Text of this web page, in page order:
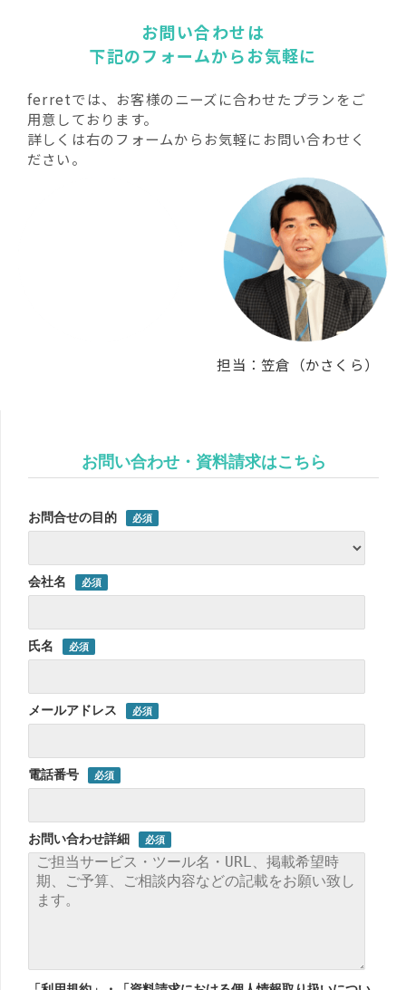
お問い合わせは
下記のフォームからお気軽に
ferretでは、お客様のニーズに合わせたプランをご
用意しております。
詳しくは右のフォームからお気軽にお問い合わせく
ださい。
担当：笠倉（かさくら）
お問い合わせ・資料請求はこちら
お問合せの目的
会社名
氏名
メールアドレス
電話番号
お問い合わせ詳細